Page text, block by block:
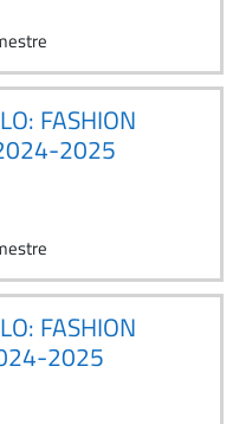
FASHION
2025
FASHION
2025